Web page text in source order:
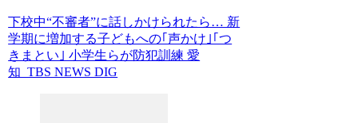
下校中“不審者”に話しかけられたら… 新
学期に増加する子どもへの｢声かけ｣｢つ
きまとい｣ 小学生らが防犯訓練 愛
知 TBS NEWS DIG